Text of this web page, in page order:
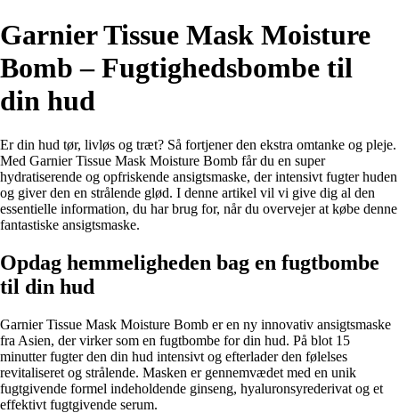
Garnier Tissue Mask Moisture
Bomb – Fugtighedsbombe til
din hud
Er din hud tør, livløs og træt? Så fortjener den ekstra omtanke og pleje.
Med Garnier Tissue Mask Moisture Bomb får du en super
hydratiserende og opfriskende ansigtsmaske, der intensivt fugter huden
og giver den en strålende glød. I denne artikel vil vi give dig al den
essentielle information, du har brug for, når du overvejer at købe denne
fantastiske ansigtsmaske.
Opdag hemmeligheden bag en fugtbombe
til din hud
Garnier Tissue Mask Moisture Bomb er en ny innovativ ansigtsmaske
fra Asien, der virker som en fugtbombe for din hud. På blot 15
minutter fugter den din hud intensivt og efterlader den følelses
revitaliseret og strålende. Masken er gennemvædet med en unik
fugtgivende formel indeholdende ginseng, hyaluronsyrederivat og et
effektivt fugtgivende serum.